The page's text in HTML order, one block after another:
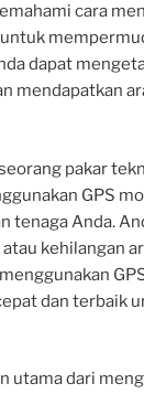
cara
dapat
mendapatkan
pakar
GPS
tenaga Anda.
kehilangan
dan terbaik
utama dari